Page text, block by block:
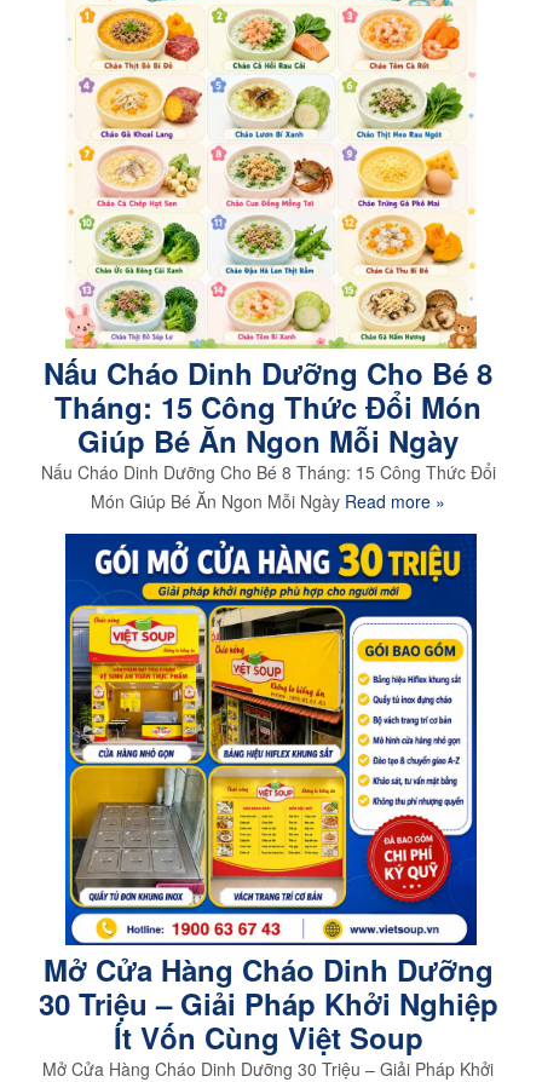
Nấu Cháo Dinh Dưỡng Cho Bé 8
Tháng: 15 Công Thức Đổi Món
Giúp Bé Ăn Ngon Mỗi Ngày
Nấu Cháo Dinh Dưỡng Cho Bé 8 Tháng: 15 Công Thức Đổi
Món Giúp Bé Ăn Ngon Mỗi Ngày Read more »
Mở Cửa Hàng Cháo Dinh Dưỡng
30 Triệu – Giải Pháp Khởi Nghiệp
Ít Vốn Cùng Việt Soup
Mở Cửa Hàng Cháo Dinh Dưỡng 30 Triệu – Giải Pháp Khởi